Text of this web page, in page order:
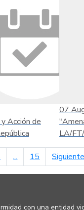
Acción de
07
LA/
... 15 Siguiente
con una entidad